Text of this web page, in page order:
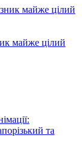
майже цілий